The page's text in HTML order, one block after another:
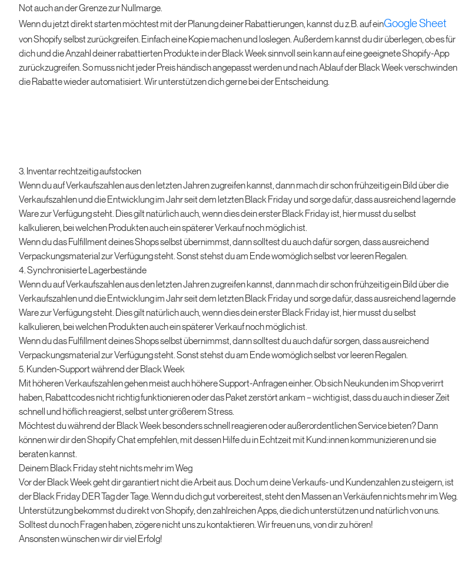
Not auch an der Grenze zur Nullmarge.
Wenn du jetzt direkt starten möchtest mit der Planung deiner Rabattierungen, kannst du z.B. auf einGoogle Sheet
von Shopify selbst zurückgreifen. Einfach eine Kopie machen und loslegen. Außerdem kannst du dir überlegen, ob es für
dich und die Anzahl deiner rabattierten Produkte in der Black Week sinnvoll sein kann auf eine geeignete Shopify-App
zurückzugreifen. So muss nicht jeder Preis händisch angepasst werden und nach Ablauf der Black Week verschwinden
die Rabatte wieder automatisiert. Wir unterstützen dich gerne bei der Entscheidung.
3. Inventar rechtzeitig aufstocken
Wenn du auf Verkaufszahlen aus den letzten Jahren zugreifen kannst, dann mach dir schon frühzeitig ein Bild über die
Verkaufszahlen und die Entwicklung im Jahr seit dem letzten Black Friday und sorge dafür, dass ausreichend lagernde
Ware zur Verfügung steht. Dies gilt natürlich auch, wenn dies dein erster Black Friday ist, hier musst du selbst
kalkulieren, bei welchen Produkten auch ein späterer Verkauf noch möglich ist.
Wenn du das Fulfillment deines Shops selbst übernimmst, dann solltest du auch dafür sorgen, dass ausreichend
Verpackungsmaterial zur Verfügung steht. Sonst stehst du am Ende womöglich selbst vor leeren Regalen.
4. Synchronisierte Lagerbestände
Wenn du auf Verkaufszahlen aus den letzten Jahren zugreifen kannst, dann mach dir schon frühzeitig ein Bild über die
Verkaufszahlen und die Entwicklung im Jahr seit dem letzten Black Friday und sorge dafür, dass ausreichend lagernde
Ware zur Verfügung steht. Dies gilt natürlich auch, wenn dies dein erster Black Friday ist, hier musst du selbst
kalkulieren, bei welchen Produkten auch ein späterer Verkauf noch möglich ist.
Wenn du das Fulfillment deines Shops selbst übernimmst, dann solltest du auch dafür sorgen, dass ausreichend
Verpackungsmaterial zur Verfügung steht. Sonst stehst du am Ende womöglich selbst vor leeren Regalen.
5. Kunden-Support während der Black Week
Mit höheren Verkaufszahlen gehen meist auch höhere Support-Anfragen einher. Ob sich Neukunden im Shop verirrt
haben, Rabattcodes nicht richtig funktionieren oder das Paket zerstört ankam – wichtig ist, dass du auch in dieser Zeit
schnell und höflich reagierst, selbst unter größerem Stress.
Möchtest du während der Black Week besonders schnell reagieren oder außerordentlichen Service bieten? Dann
können wir dir den Shopify Chat empfehlen, mit dessen Hilfe du in Echtzeit mit Kund:innen kommunizieren und sie
beraten kannst.
Deinem Black Friday steht nichts mehr im Weg
Vor der Black Week geht dir garantiert nicht die Arbeit aus. Doch um deine Verkaufs- und Kundenzahlen zu steigern, ist
der Black Friday DER Tag der Tage. Wenn du dich gut vorbereitest, steht den Massen an Verkäufen nichts mehr im Weg.
Unterstützung bekommst du direkt von Shopify, den zahlreichen Apps, die dich unterstützen und natürlich von uns.
Solltest du noch Fragen haben, zögere nicht uns zu kontaktieren. Wir freuen uns, von dir zu hören!
Ansonsten wünschen wir dir viel Erfolg!